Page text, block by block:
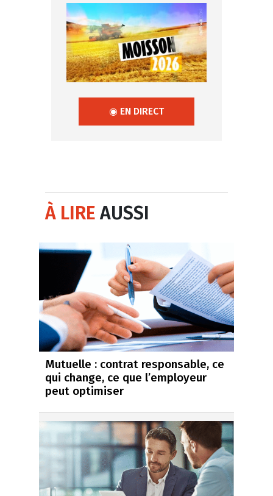
◉ EN DIRECT
À LIREAUSSI
Mutuelle : contrat responsable, ce
qui change, ce que l’employeur
peut optimiser